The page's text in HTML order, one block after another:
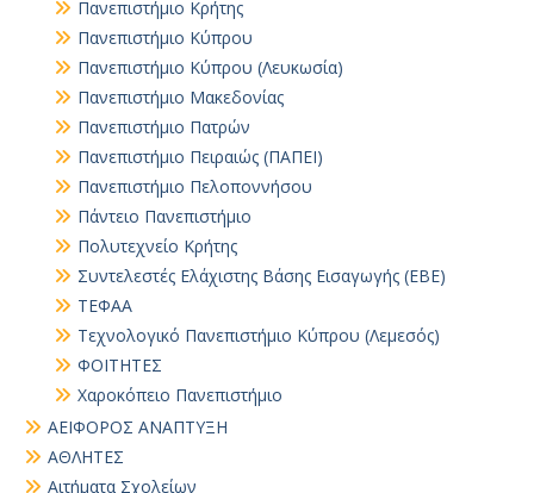
Πανεπιστήμιο Κρήτης
Πανεπιστήμιο Κύπρου
Πανεπιστήμιο Κύπρου (Λευκωσία)
Πανεπιστήμιο Μακεδονίας
Πανεπιστήμιο Πατρών
Πανεπιστήμιο Πειραιώς (ΠΑΠΕΙ)
Πανεπιστήμιο Πελοποννήσου
Πάντειο Πανεπιστήμιο
Πολυτεχνείο Κρήτης
Συντελεστές Ελάχιστης Βάσης Εισαγωγής (ΕΒΕ)
ΤΕΦΑΑ
Τεχνολογικό Πανεπιστήμιο Κύπρου (Λεμεσός)
ΦΟΙΤΗΤΕΣ
Χαροκόπειο Πανεπιστήμιο
ΑΕΙΦΟΡΟΣ ΑΝΑΠΤΥΞΗ
ΑΘΛΗΤΕΣ
Αιτήματα Σχολείων